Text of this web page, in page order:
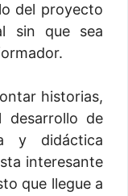
del proyecto
sin que sea
historias,
desarrollo de
y didáctica
interesante
que llegue a